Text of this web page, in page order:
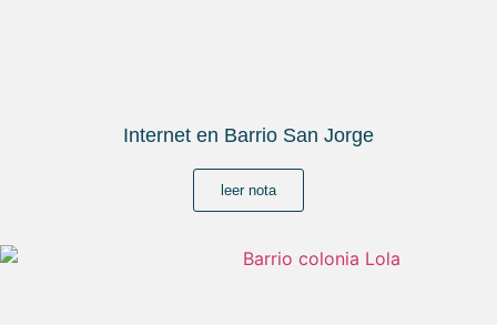
Internet en Barrio San Jorge
leer nota